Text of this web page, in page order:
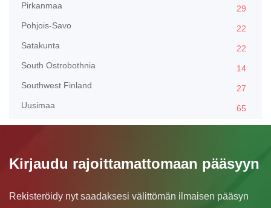
Pirkanmaa
29
Pohjois-Savo
22
Satakunta
22
South Ostrobothnia
14
Southwest Finland
27
Uusimaa
65
Kirjaudu rajoittamattomaan pääsyyn
Rekisteröidy nyt saadaksesi välittömän ilmaisen pääsyn